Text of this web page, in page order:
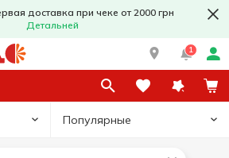
доставка при чеке от 2000 грн
Детальней
1
Популярные